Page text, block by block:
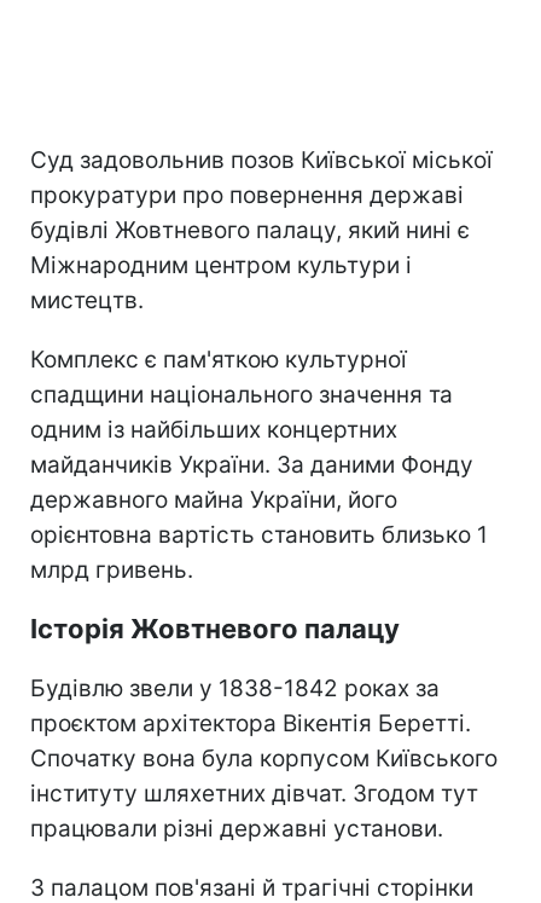
Суд задовольнив позов Київської міської
прокуратури про повернення державі
будівлі Жовтневого палацу, який нині є
Міжнародним центром культури і
мистецтв.
Комплекс є пам'яткою культурної
спадщини національного значення та
одним із найбільших концертних
майданчиків України. За даними Фонду
державного майна України, його
орієнтовна вартість становить близько 1
млрд гривень.
Історія Жовтневого палацу
Будівлю звели у 1838-1842 роках за
проєктом архітектора Вікентія Беретті.
Спочатку вона була корпусом Київського
інституту шляхетних дівчат. Згодом тут
працювали різні державні установи.
З палацом пов'язані й трагічні сторінки